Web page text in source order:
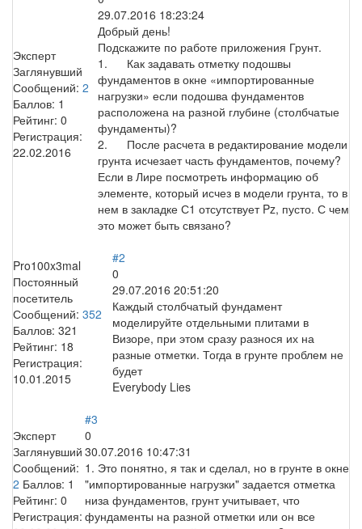
Эксперт
Заглянувший
Сообщений: 2
Баллов: 1
Рейтинг: 0
Регистрация:
22.02.2016
29.07.2016 18:23:24
Добрый день!
Подскажите по работе приложения Грунт.
1. Как задавать отметку подошвы
фундаментов в окне «импортированные
нагрузки» если подошва фундаментов
расположена на разной глубине (столбчатые
фундаменты)?
2. После расчета в редактирование модели
грунта исчезает часть фундаментов, почему?
Если в Лире посмотреть информацию об
элементе, который исчез в модели грунта, то в
нем в закладке С1 отсутствует Pz, пусто. С чем
это может быть связано?
Pro100x3mal
Постоянный
посетитель
Сообщений: 352
Баллов: 321
Рейтинг: 18
Регистрация:
10.01.2015
#2
0
29.07.2016 20:51:20
Каждый столбчатый фундамент
моделируйте отдельными плитами в
Визоре, при этом сразу разнося их на
разные отметки. Тогда в грунте проблем не
будет
Everybody Lies
Эксперт
Заглянувший
Сообщений:
2 Баллов: 1
Рейтинг: 0
Регистрация:
#3
0
30.07.2016 10:47:31
1. Это понятно, я так и сделал, но в грунте в окне
"импортированные нагрузки" задается отметка
низа фундаментов, грунт учитывает, что
фундаменты на разной отметки или он все